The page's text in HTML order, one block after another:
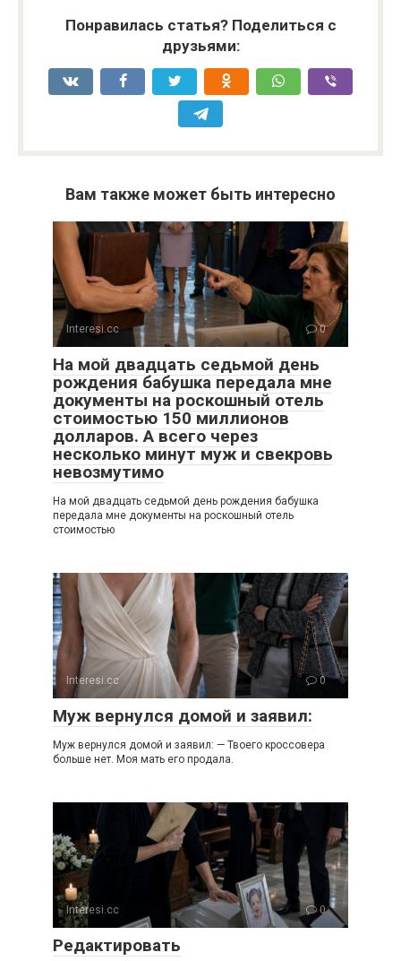
Понравилась статья? Поделиться с
друзьями:
Вам также может быть интересно
Interesi.cc 0
На мой двадцать седьмой день
рождения бабушка передала мне
документы на роскошный отель
стоимостью 150 миллионов
долларов. А всего через
несколько минут муж и свекровь
невозмутимо
На мой двадцать седьмой день рождения бабушка
передала мне документы на роскошный отель
стоимостью
Interesi.cc 0
Муж вернулся домой и заявил:
Муж вернулся домой и заявил: — Твоего кроссовера
больше нет. Моя мать его продала.
Interesi.cc 0
Редактировать